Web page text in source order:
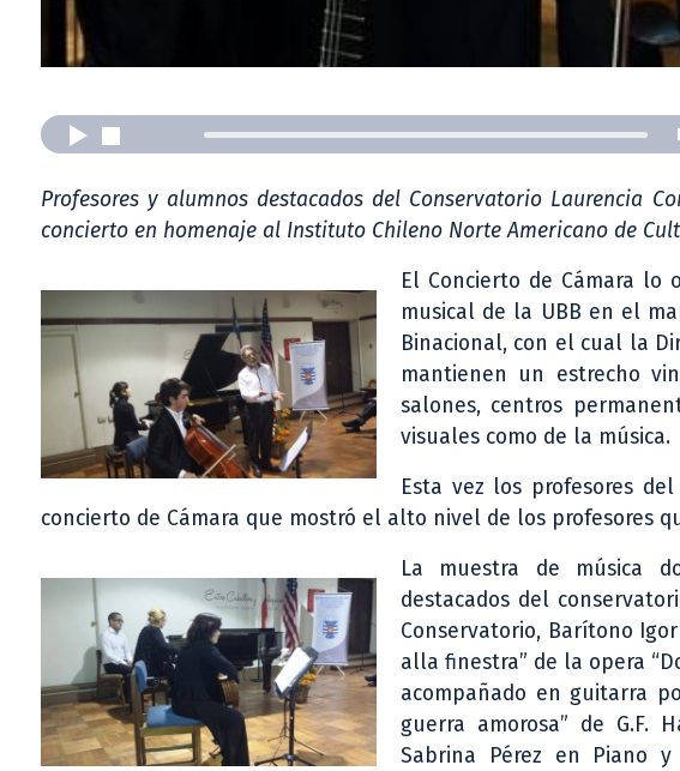
Profesores y alumnos destacados del Conservatorio Laurencia
concierto en homenaje al Instituto Chileno Norte Americano de
El Concierto de Cámara lo
musical de la UBB en el
Binacional, con el cual la
mantienen un estrecho
salones, centros
visuales como de la música.
Esta vez los profesores
concierto de Cámara que mostró el alto nivel de los profesores
La muestra de música
destacados del
Conservatorio, Barítono
alla finestra” de la opera
acompañado en guitarra
guerra amorosa” de G.F.
Sabrina Pérez en Piano